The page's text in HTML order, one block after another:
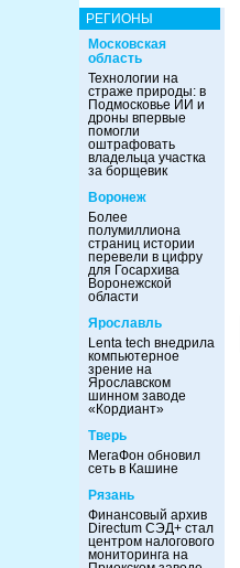
РЕГИОНЫ
Московская
область
Технологии на
страже природы: в
Подмосковье ИИ и
дроны впервые
помогли
оштрафовать
владельца участка
за борщевик
Воронеж
Более
полумиллиона
страниц истории
перевели в цифру
для Госархива
Воронежской
области
Ярославль
Lenta tech внедрила
компьютерное
зрение на
Ярославском
шинном заводе
«Кордиант»
Тверь
МегаФон обновил
сеть в Кашине
Рязань
Финансовый архив
Directum СЭД+ стал
центром налогового
мониторинга на